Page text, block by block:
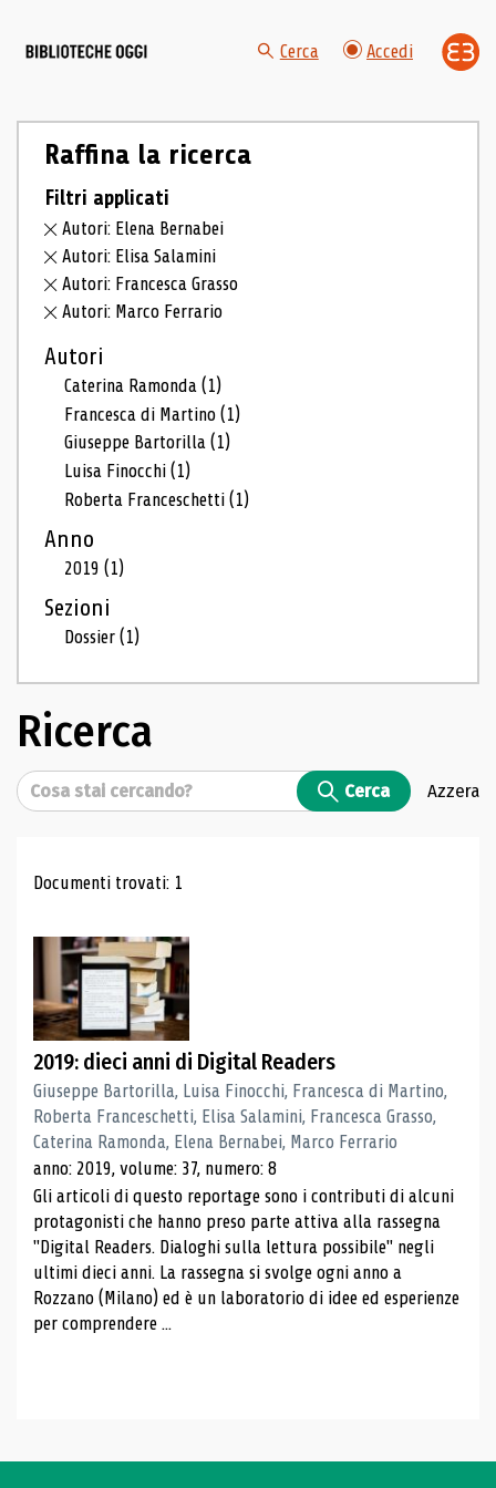
Cerca Accedi
Raffina la ricerca
Filtri applicati
Autori: Elena Bernabei
Autori: Elisa Salamini
Autori: Francesca Grasso
Autori: Marco Ferrario
Autori
Caterina Ramonda(1)
Francesca di Martino(1)
Giuseppe Bartorilla(1)
Luisa Finocchi(1)
Roberta Franceschetti(1)
Anno
2019(1)
Sezioni
Dossier(1)
Ricerca
Cerca Cerca Azzera
Risultati di ricerca
Documenti trovati: 1
2019: dieci anni di Digital Readers
Giuseppe Bartorilla, Luisa Finocchi, Francesca di Martino,
Roberta Franceschetti, Elisa Salamini, Francesca Grasso,
Caterina Ramonda, Elena Bernabei, Marco Ferrario
anno: 2019, volume: 37, numero: 8
Gli articoli di questo reportage sono i contributi di alcuni
protagonisti che hanno preso parte attiva alla rassegna
"Digital Readers. Dialoghi sulla lettura possibile" negli
ultimi dieci anni. La rassegna si svolge ogni anno a
Rozzano (Milano) ed è un laboratorio di idee ed esperienze
per comprendere ...